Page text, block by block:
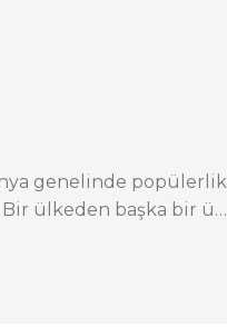
genelinde popülerlik
ülkeden başka bir ü…